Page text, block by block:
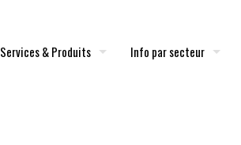
Services & Produits Info par secteur